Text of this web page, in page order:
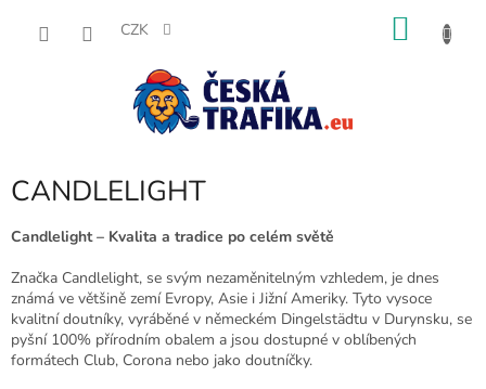
CZK
CANDLELIGHT
Candlelight – Kvalita a tradice po celém světě
Značka Candlelight, se svým nezaměnitelným vzhledem, je dnes
známá ve většině zemí Evropy, Asie i Jižní Ameriky. Tyto vysoce
kvalitní doutníky, vyráběné v německém Dingelstädtu v Durynsku, se
pyšní 100% přírodním obalem a jsou dostupné v oblíbených
formátech Club, Corona nebo jako doutníčky.